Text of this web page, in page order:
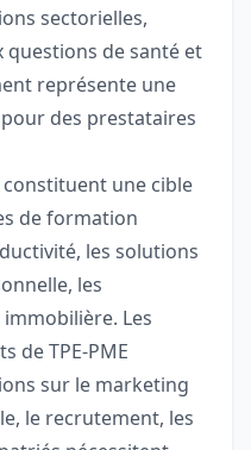
sectorielles,
de santé et
représente une
des prestataires
une cible
de formation
les solutions
les
Les
de TPE-PME
sur le marketing
le recrutement, les